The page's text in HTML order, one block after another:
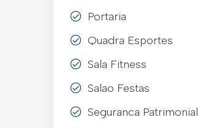
Portaria
Quadra Esportes
Sala Fitness
Salao Festas
Seguranca Patrimonial